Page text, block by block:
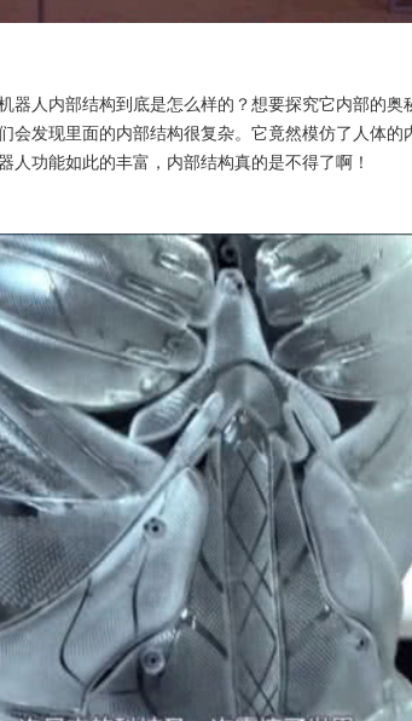
器人内部结构到底是怎么样的？想要探究它内部的奥
会发现里面的内部结构很复杂。它竟然模仿了人体的
功能如此的丰富，内部结构真的是不得了啊！